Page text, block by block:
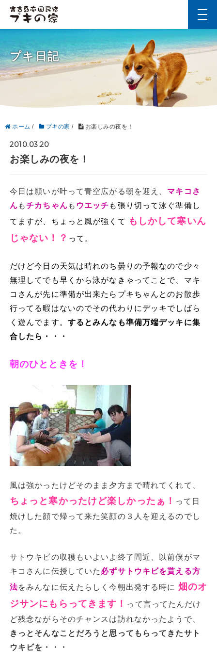
プキ日記
ホーム / プキの家 / お楽しみの夜を！
2010.03.20
お楽しみの夜を！
今日は願いが叶って青空広がる朝を迎え、 マキコさ
ん もチカちゃん も ウエッチ も張り切って泳ぐ準備し
てますが、ちょっと風が強くて
もしかして寒いん
じゃない！？ って。
だけど今日の天気は晴れのち曇りの予報なので少々
無理してでも早くから泳がなきゃってことで、マキ
コさんが先に準備が出来たらプキちゃんとのお散歩
行ってる暇はないのでその代わりにデッキでしばら
く遊んでます。 するとみんなも準備万端デッキに集
合したら・・・
朝のひとときを！
風は強かったけどそのまま夕方まで晴れてくれて、
ちょっと寒かったけど楽しかったぁ！ って日
焼けした顔で帰って来た笑顔の３人を迎えるのでし
た。
サトウキビの収穫もいよいよ終了間近、以前僕がマ
キコさんに伝授していた 必ずサトウキビを貰える方
法をみんなに伝えたらしく今朝出発する時に 畑のオ
ジサンにもらってきます！ って言ってたんだけ
ど残念ながらそのチャンスは訪れなかったようで、
きっとそんなことだろうと思ってもらってきたサト
ウキビを・・・
t
o
g
g
l
v
a